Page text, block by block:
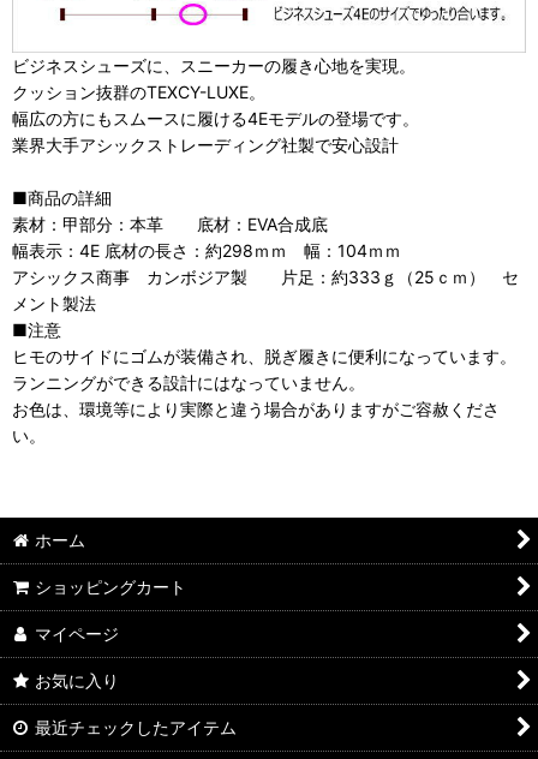
ビジネスシューズに、スニーカーの履き心地を実現。
クッション抜群のTEXCY-LUXE。
幅広の方にもスムースに履ける4Eモデルの登場です。
業界大手アシックストレーディング社製で安心設計
■商品の詳細
素材：甲部分：本革 底材：EVA合成底
幅表示：4E 底材の長さ：約298ｍｍ 幅：104ｍｍ
アシックス商事 カンボジア製 片足：約333ｇ（25ｃｍ） セ
メント製法
■注意
ヒモのサイドにゴムが装備され、脱ぎ履きに便利になっています。
ランニングができる設計にはなっていません。
お色は、環境等により実際と違う場合がありますがご容赦くださ
い。
ホーム
ショッピングカート
マイページ
お気に入り
最近チェックしたアイテム